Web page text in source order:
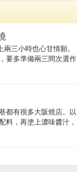
三小時也心甘情願。
要多準備兩三間次選作
都有很多大阪燒店。以
料，再塗上濃味醬汁，